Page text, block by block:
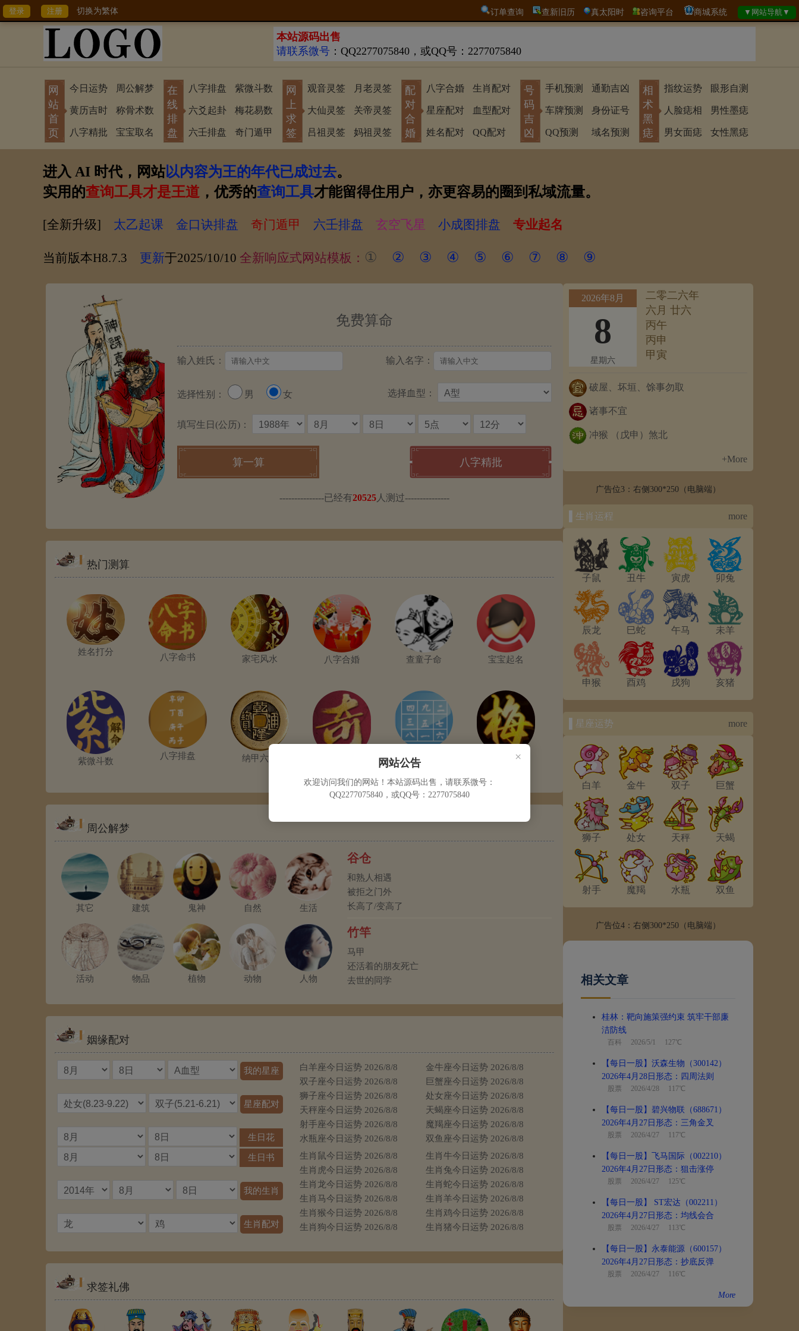
切换为繁体 订单查询 查新旧历 真太阳时 咨询平台 商城系统
本站源码出售
请联系微号 ：QQ2277075840，或QQ号：2277075840
网
站
首
页
今日运势
黄历吉时
八字精批
周公解梦
称骨术数
宝宝取名
在
线
排
盘
八字排盘
六爻起卦
六壬排盘
紫微斗数
梅花易数
奇门遁甲
网
上
求
签
观音灵签
大仙灵签
吕祖灵签
月老灵签
关帝灵签
妈祖灵签
配
对
合
婚
八字合婚
星座配对
姓名配对
生肖配对
血型配对
QQ配对
号
码
吉
凶
手机预测
车牌预测
QQ预测
通勤吉凶
身份证号
域名预测
相
术
黑
痣
指纹运势
人脸痣相
男女面痣
眼形自测
男性墨痣
女性黑痣
进入 AI 时代，网站以内容为王的年代已成过去。
实用的查询工具才是王道 ，优秀的查询工具才能留得住用户，亦更容易的圈到私域流量。
[全新升级] 太乙起课 金口诀排盘 奇门遁甲 六壬排盘 玄空飞星 小成图排盘 专业起名
当前版本H8.7.3 更新于2025/10/10 全新响应式网站模板： ① ② ③ ④ ⑤ ⑥ ⑦ ⑧ ⑨
免费算命
输入姓氏： 输入名字：
选择性别： 男 女 选择血型：
填写生日(公历)：
算一算
---------------已经有20525 人测过---------------
热门测算
姓名打分
八字命书 家宅风水 八字合婚 查童子命 宝宝起名
紫微斗数
八字排盘 纳甲六爻 玄空飞星
梅花易数
周公解梦
其它 建筑 鬼神 自然 生活
活动 物品 植物 动物 人物
谷仓
和熟人相遇
被拒之门外
长高了/变高了
竹竿
马甲
还活着的朋友死亡
去世的同学
姻缘配对
生日花
生日书
白羊座今日运势 2026/8/8
金牛座今日运势 2026/8/8
双子座今日运势 2026/8/8
巨蟹座今日运势 2026/8/8
狮子座今日运势 2026/8/8
处女座今日运势 2026/8/8
天秤座今日运势 2026/8/8
天蝎座今日运势 2026/8/8
射手座今日运势 2026/8/8
魔羯座今日运势 2026/8/8
水瓶座今日运势 2026/8/8
双鱼座今日运势 2026/8/8
生肖鼠今日运势 2026/8/8
生肖牛今日运势 2026/8/8
生肖虎今日运势 2026/8/8
生肖兔今日运势 2026/8/8
生肖龙今日运势 2026/8/8
生肖蛇今日运势 2026/8/8
生肖马今日运势 2026/8/8
生肖羊今日运势 2026/8/8
生肖猴今日运势 2026/8/8
生肖鸡今日运势 2026/8/8
生肖狗今日运势 2026/8/8
生肖猪今日运势 2026/8/8
求签礼佛
2026年8月
8
星期六
二零二六年
六月 廿六
丙午
丙申
甲寅
破屋、坏垣、馀事勿取
诸事不宜
冲猴 （戊申）煞北
+More
广告位3：右侧300*250（电脑端）
▌生肖运程 more
子鼠 丑牛 寅虎 卯兔
辰龙 巳蛇 午马 未羊
申猴 酉鸡 戌狗 亥猪
▌星座运势 more
白羊 金牛 双子 巨蟹
狮子 处女 天秤 天蝎
射手 魔羯 水瓶 双鱼
广告位4：右侧300*250（电脑端）
相关文章
桂林：靶向施策强约束 筑牢干部廉
洁防线
百科 2026/5/1 127℃
【每日一股】沃森生物（300142）
2026年4月28日形态：四周法则
股票 2026/4/28 117℃
【每日一股】碧兴物联（688671）
2026年4月27日形态：三角金叉
股票 2026/4/27 117℃
【每日一股】飞马国际（002210）
2026年4月27日形态：狙击涨停
股票 2026/4/27 125℃
【每日一股】 ST宏达（002211）
2026年4月27日形态：均线会合
股票 2026/4/27 113℃
【每日一股】永泰能源（600157）
2026年4月27日形态：抄底反弹
股票 2026/4/27 116℃
More
×
网站公告
欢迎访问我们的网站！本站源码出售，请联系微号：
QQ2277075840，或QQ号：2277075840